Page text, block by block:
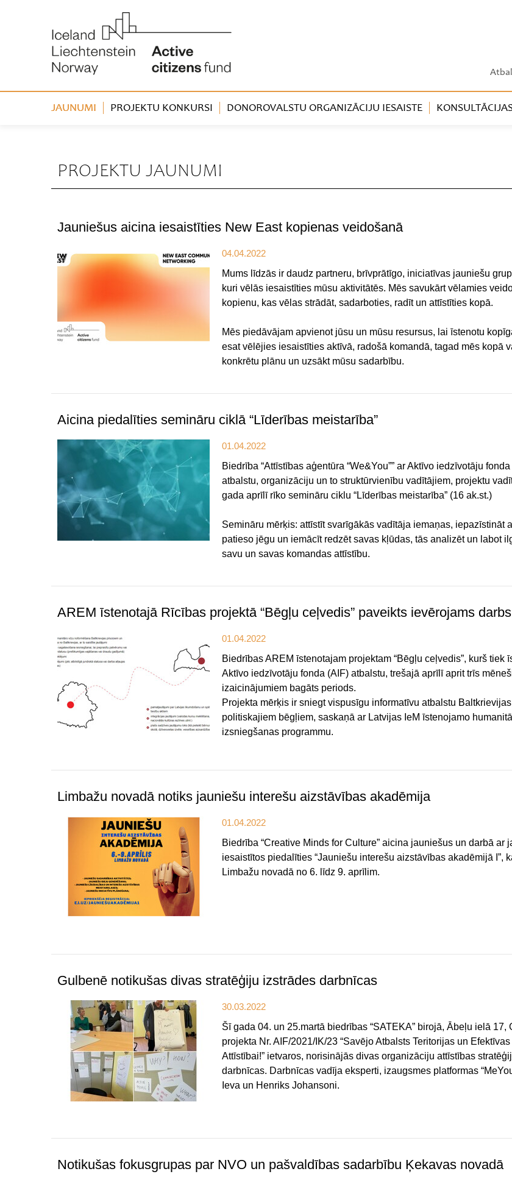
JAUNUMI PROJEKTU KONKURSI DONOROVALSTU ORGANIZĀCIJU IESAISTE
PROJEKTU JAUNUMI
Jauniešus aicina iesaistīties New East kopienas veidošanā
04.04.2022
Mums līdzās ir daudz partneru, brīvprātīgo, iniciatīvas jauniešu
kuri vēlās iesaistīties mūsu aktivitātēs. Mēs savukārt vēlamies
kopienu, kas vēlas strādāt, sadarboties, radīt un attīstīties kopā.
Mēs piedāvājam apvienot jūsu un mūsu resursus, lai īstenotu
esat vēlējies iesaistīties aktīvā, radošā komandā, tagad mēs kopā
konkrētu plānu un uzsākt mūsu sadarbību.
Aicina piedalīties semināru ciklā “Līderības meistarība”
01.04.2022
Biedrība “Attīstības aģentūra “We&You”” ar Aktīvo iedzīvotāju
atbalstu, organizāciju un to struktūrvienību vadītājiem, projektu
gada aprīlī rīko semināru ciklu “Līderības meistarība” (16 ak.st.)
Semināru mērķis: attīstīt svarīgākās vadītāja iemaņas, iepazīstināt
patieso jēgu un iemācīt redzēt savas kļūdas, tās analizēt un labot
savu un savas komandas attīstību.
AREM īstenotajā Rīcības projektā “Bēgļu ceļvedis” paveikts ievērojams darbs
01.04.2022
Biedrības AREM īstenotajam projektam “Bēgļu ceļvedis”, kurš tiek
Aktīvo iedzīvotāju fonda (AIF) atbalstu, trešajā aprīlī aprit trīs
izaicinājumiem bagāts periods.
Projekta mērķis ir sniegt vispusīgu informatīvu atbalstu
politiskajiem bēgļiem, saskaņā ar Latvijas IeM īstenojamo
izsniegšanas programmu.
Limbažu novadā notiks jauniešu interešu aizstāvības akadēmija
01.04.2022
Biedrība “Creative Minds for Culture” aicina jauniešus un darbā ar
iesaistītos piedalīties “Jauniešu interešu aizstāvības akadēmijā I”,
Limbažu novadā no 6. līdz 9. aprīlim.
Gulbenē notikušas divas stratēģiju izstrādes darbnīcas
30.03.2022
Šī gada 04. un 25.martā biedrības “SATEKA” birojā, Ābeļu ielā 17,
projekta Nr. AIF/2021/IK/23 “Savējo Atbalsts Teritorijas un
Attīstībai!” ietvaros, norisinājās divas organizāciju attīstības
darbnīcas. Darbnīcas vadīja eksperti, izaugsmes platformas
Ieva un Henriks Johansoni.
Notikušas fokusgrupas par NVO un pašvaldības sadarbību Ķekavas novadā